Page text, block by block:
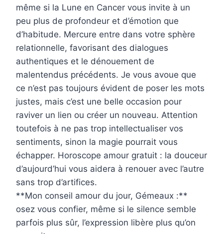
même si la Lune en Cancer vous invite à un
peu plus de profondeur et d’émotion que
d’habitude. Mercure entre dans votre sphère
relationnelle, favorisant des dialogues
authentiques et le dénouement de
malentendus précédents. Je vous avoue que
ce n’est pas toujours évident de poser les mots
justes, mais c’est une belle occasion pour
raviver un lien ou créer un nouveau. Attention
toutefois à ne pas trop intellectualiser vos
sentiments, sinon la magie pourrait vous
échapper. Horoscope amour gratuit : la douceur
d’aujourd’hui vous aidera à renouer avec l’autre
sans trop d’artifices.
**Mon conseil amour du jour, Gémeaux :**
osez vous confier, même si le silence semble
parfois plus sûr, l’expression libère plus qu’on